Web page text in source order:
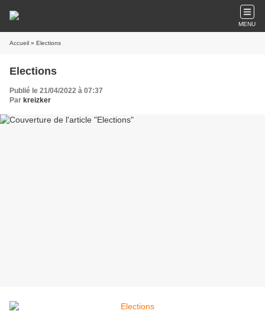
MENU
Accueil » Elections
Elections
Publié le 21/04/2022 à 07:37
Par kreizker